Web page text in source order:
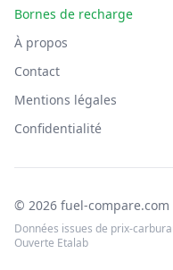
Bornes de recharge
À propos
Contact
Mentions légales
Confidentialité
© 2026 fuel-compare.com
Données issues de prix-
Ouverte Etalab